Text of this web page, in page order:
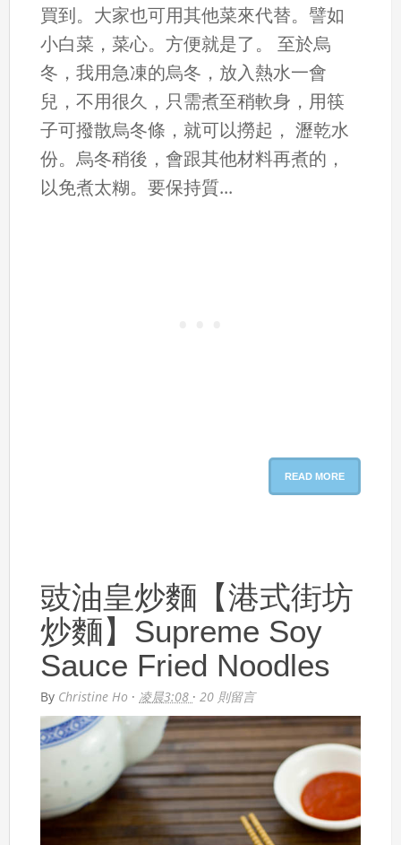
買到。大家也可用其他菜來代替。譬如
小白菜，菜心。方便就是了。 至於烏
冬，我用急凍的烏冬，放入熱水一會
兒，不用很久，只需煮至稍軟身，用筷
子可撥散烏冬條，就可以撈起， 瀝乾水
份。烏冬稍後，會跟其他材料再煮的，
以免煮太糊。要保持質...
READ MORE
豉油皇炒麵【港式街坊
炒麵】Supreme Soy
Sauce Fried Noodles
By Christine Ho · 凌晨3:08 ·20 則留言